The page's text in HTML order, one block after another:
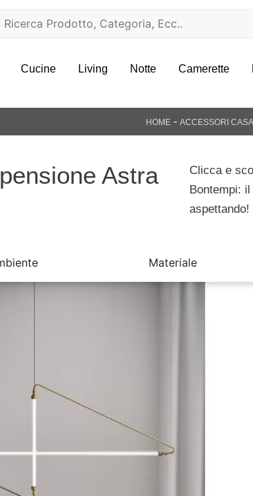
Cucine Living Notte Camerette
HOME - ACCESSORI CASA
Astra
Clicca e
Bontempi:
aspettando!
Materiale